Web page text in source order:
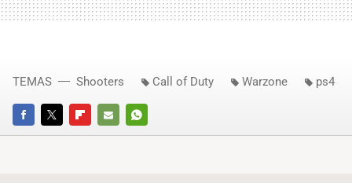
FACEBOOKTWITTERFLIPBOARD
E-
WHATSAPP
TEMAS Shooters Call of Duty Warzone ps4